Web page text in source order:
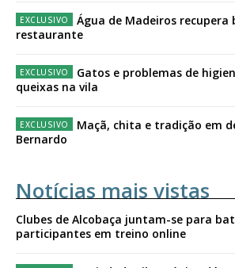
Água de Madeiros recupera
restaurante
Gatos e problemas de
queixas na vila
Maçã, chita e tradição em
Bernardo
Notícias mais vistas
Clubes de Alcobaça juntam-se para
participantes em treino online